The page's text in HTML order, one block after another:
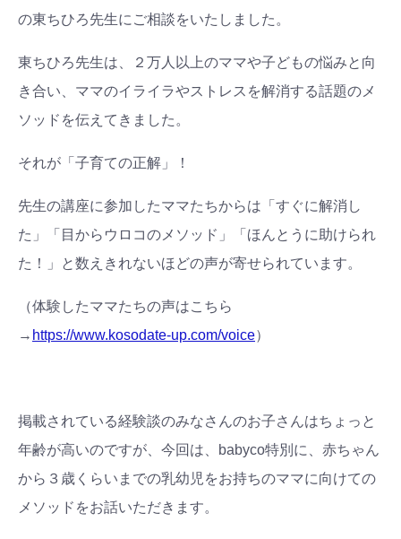
の東ちひろ先生にご相談をいたしました。
東ちひろ先生は、２万人以上のママや子どもの悩みと向
き合い、ママのイライラやストレスを解消する話題のメ
ソッドを伝えてきました。
それが「子育ての正解」！
先生の講座に参加したママたちからは「すぐに解消し
た」「目からウロコのメソッド」「ほんとうに助けられ
た！」と数えきれないほどの声が寄せられています。
（体験したママたちの声はこちら
→ https://www.kosodate-up.com/voice）
掲載されている経験談のみなさんのお子さんはちょっと
年齢が高いのですが、今回は、babyco特別に、赤ちゃん
から３歳くらいまでの乳幼児をお持ちのママに向けての
メソッドをお話いただきます。